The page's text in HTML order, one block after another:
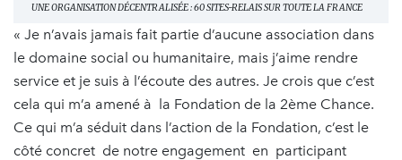
UNE ORGANISATION DÉCENTRALISÉE : 60 SITES-RELAIS SUR TOUTE LA FRANCE
« Je n’avais jamais fait partie d’aucune association dans
le domaine social ou humanitaire, mais j’aime rendre
service et je suis à l’écoute des autres. Je crois que c’est
cela qui m’a amené à la Fondation de la 2ème Chance.
Ce qui m’a séduit dans l’action de la Fondation, c’est le
côté concret de notre engagement en participant